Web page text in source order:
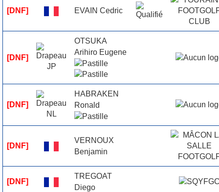
[DNF] EVAIN Cedric
[DNF]
OTSUKA
Arihiro Eugene
[DNF]
HABRAKEN
Ronald
[DNF]
VERNOUX
Benjamin
[DNF]
TREGOAT
Diego